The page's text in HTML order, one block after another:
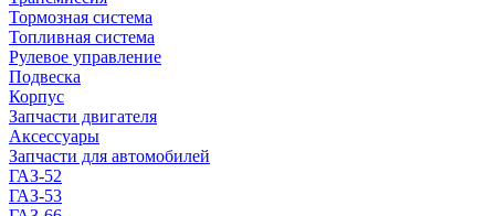
Тормозная система
Топливная система
Рулевое управление
Подвеска
Корпус
Запчасти двигателя
Аксессуары
Запчасти для автомобилей
ГАЗ-52
ГАЗ-53